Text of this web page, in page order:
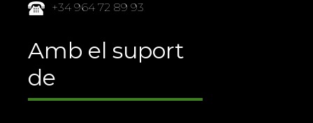
+34 964 72 89 93
Amb el suport
de